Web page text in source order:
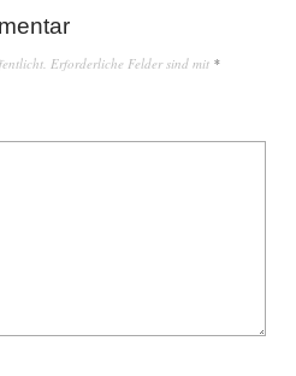
Erforderliche Felder sind mit *